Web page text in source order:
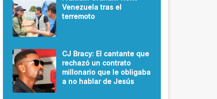
Venezuela tras el
terremoto
CJ Bracy: El cantante que
rechazó un contrato
millonario que le obligaba
a no hablar de Jesús